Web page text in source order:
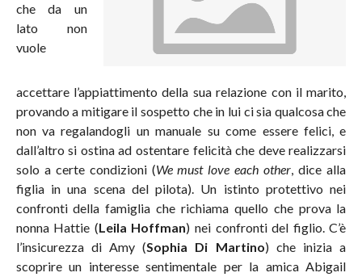
che da un
lato non
vuole
accettare l’appiattimento della sua relazione con il marito,
provando a mitigare il sospetto che in lui ci sia qualcosa che
non va regalandogli un manuale su come essere felici, e
dall’altro si ostina ad ostentare felicità che deve realizzarsi
solo a certe condizioni (We must love each other, dice alla
figlia in una scena del pilota). Un istinto protettivo nei
confronti della famiglia che richiama quello che prova la
nonna Hattie (Leila Hoffman) nei confronti del figlio. C’è
l’insicurezza di Amy (Sophia Di Martino) che inizia a
scoprire un interesse sentimentale per la amica Abigail